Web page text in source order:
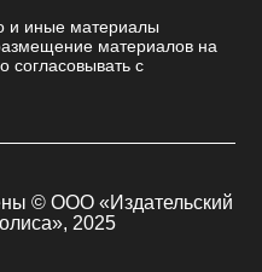
и иные материалы
материалов на
согласовывать с
© ООО «Издательский
2025